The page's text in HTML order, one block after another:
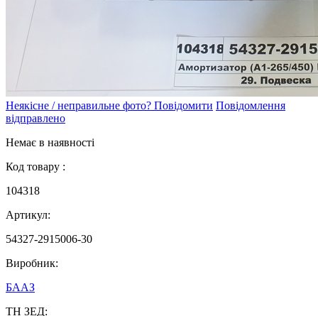
Неякісне / неправильне фото? Повідомити Повідомлення
відправлено
Немає в наявності
Код товару :
104318
Артикул:
54327-2915006-30
Виробник:
БААЗ
ТН ЗЕД: